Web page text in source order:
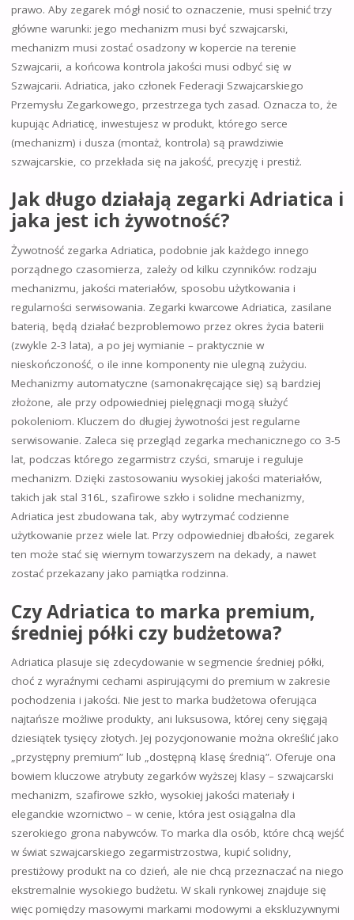
prawo. Aby zegarek mógł nosić to oznaczenie, musi spełnić trzy
główne warunki: jego mechanizm musi być szwajcarski,
mechanizm musi zostać osadzony w kopercie na terenie
Szwajcarii, a końcowa kontrola jakości musi odbyć się w
Szwajcarii. Adriatica, jako członek Federacji Szwajcarskiego
Przemysłu Zegarkowego, przestrzega tych zasad. Oznacza to, że
kupując Adriaticę, inwestujesz w produkt, którego serce
(mechanizm) i dusza (montaż, kontrola) są prawdziwie
szwajcarskie, co przekłada się na jakość, precyzję i prestiż.
Jak długo działają zegarki Adriatica i
jaka jest ich żywotność?
Żywotność zegarka Adriatica, podobnie jak każdego innego
porządnego czasomierza, zależy od kilku czynników: rodzaju
mechanizmu, jakości materiałów, sposobu użytkowania i
regularności serwisowania. Zegarki kwarcowe Adriatica, zasilane
baterią, będą działać bezproblemowo przez okres życia baterii
(zwykle 2-3 lata), a po jej wymianie – praktycznie w
nieskończoność, o ile inne komponenty nie ulegną zużyciu.
Mechanizmy automatyczne (samonakręcające się) są bardziej
złożone, ale przy odpowiedniej pielęgnacji mogą służyć
pokoleniom. Kluczem do długiej żywotności jest regularne
serwisowanie. Zaleca się przegląd zegarka mechanicznego co 3-5
lat, podczas którego zegarmistrz czyści, smaruje i reguluje
mechanizm. Dzięki zastosowaniu wysokiej jakości materiałów,
takich jak stal 316L, szafirowe szkło i solidne mechanizmy,
Adriatica jest zbudowana tak, aby wytrzymać codzienne
użytkowanie przez wiele lat. Przy odpowiedniej dbałości, zegarek
ten może stać się wiernym towarzyszem na dekady, a nawet
zostać przekazany jako pamiątka rodzinna.
Czy Adriatica to marka premium,
średniej półki czy budżetowa?
Adriatica plasuje się zdecydowanie w segmencie średniej półki,
choć z wyraźnymi cechami aspirującymi do premium w zakresie
pochodzenia i jakości. Nie jest to marka budżetowa oferująca
najtańsze możliwe produkty, ani luksusowa, której ceny sięgają
dziesiątek tysięcy złotych. Jej pozycjonowanie można określić jako
„przystępny premium” lub „dostępną klasę średnią”. Oferuje ona
bowiem kluczowe atrybuty zegarków wyższej klasy – szwajcarski
mechanizm, szafirowe szkło, wysokiej jakości materiały i
eleganckie wzornictwo – w cenie, która jest osiągalna dla
szerokiego grona nabywców. To marka dla osób, które chcą wejść
w świat szwajcarskiego zegarmistrzostwa, kupić solidny,
prestiżowy produkt na co dzień, ale nie chcą przeznaczać na niego
ekstremalnie wysokiego budżetu. W skali rynkowej znajduje się
więc pomiędzy masowymi markami modowymi a ekskluzywnymi